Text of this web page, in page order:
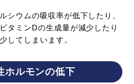
シウムの吸収率が低下したり、
タミンDの生成量が減少したり
してしまいます。
ホルモンの低下